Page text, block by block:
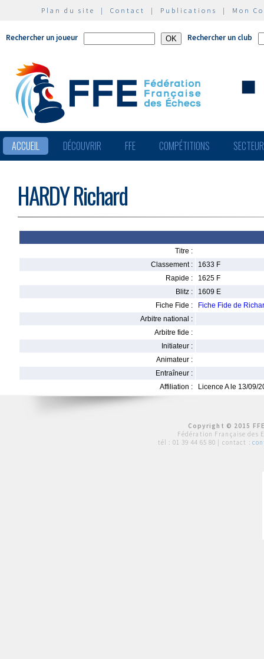
Plan du site | Contact | Publications | Mon
Rechercher un joueur Rechercher un club
ACCUEIL DÉCOUVRIR FFE COMPÉTITIONS
HARDY Richard
Titre :
Classement :
1633 F
Rapide :
1625 F
Blitz :
1609 E
Fiche Fide :
Fiche Fide de
Arbitre national :
Arbitre fide :
Initiateur :
Animateur :
Entraîneur :
Affiliation :
Licence A le 13/09/
Copyright © 2015
Fédération Française des
tél : 01 39 44 65 80 | contact :